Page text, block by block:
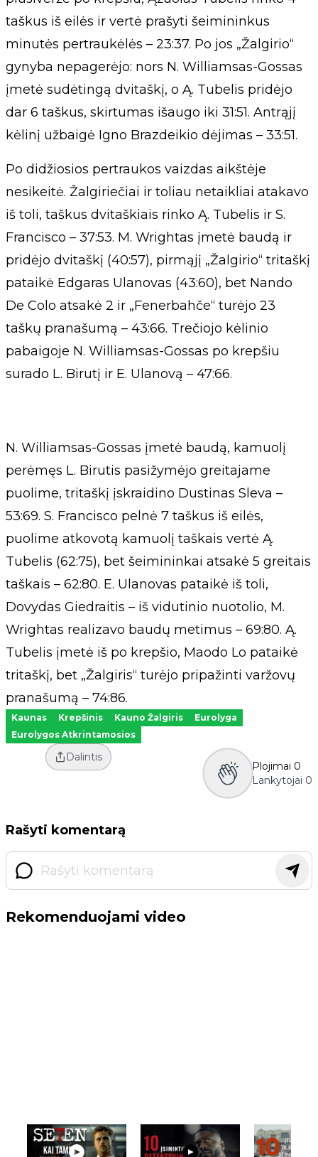
taškus iš eilės ir vertė prašyti šeimininkus
minutės pertraukėlės – 23:37. Po jos „Žalgirio“
gynyba nepagerėjo: nors N. Williamsas-Gossas
įmetė sudėtingą dvitaškį, o Ą. Tubelis pridėjo
dar 6 taškus, skirtumas išaugo iki 31:51. Antrąjį
kėlinį užbaigė Igno Brazdeikio dėjimas – 33:51.
Po didžiosios pertraukos vaizdas aikštėje
nesikeitė. Žalgiriečiai ir toliau netaikliai atakavo
iš toli, taškus dvitaškiais rinko Ą. Tubelis ir S.
Francisco – 37:53. M. Wrightas įmetė baudą ir
pridėjo dvitaškį (40:57), pirmąjį „Žalgirio“ tritaškį
pataikė Edgaras Ulanovas (43:60), bet Nando
De Colo atsakė 2 ir „Fenerbahče“ turėjo 23
taškų pranašumą – 43:66. Trečiojo kėlinio
pabaigoje N. Williamsas-Gossas po krepšiu
surado L. Birutį ir E. Ulanovą – 47:66.
N. Williamsas-Gossas įmetė baudą, kamuolį
perėmęs L. Birutis pasižymėjo greitajame
puolime, tritaškį įskraidino Dustinas Sleva –
53:69. S. Francisco pelnė 7 taškus iš eilės,
puolime atkovotą kamuolį taškais vertė Ą.
Tubelis (62:75), bet šeimininkai atsakė 5 greitais
taškais – 62:80. E. Ulanovas pataikė iš toli,
Dovydas Giedraitis – iš vidutinio nuotolio, M.
Wrightas realizavo baudų metimus – 69:80. Ą.
Tubelis įmetė iš po krepšio, Maodo Lo pataikė
tritaškį, bet „Žalgiris“ turėjo pripažinti varžovų
pranašumą – 74:86.
Kaunas Krepšinis Kauno Žalgiris
Eurolyga
Eurolygos Atkrintamosios
Dalintis
Plojimai 0
Lankytojai 0
Rašyti komentarą
Rekomenduojami video